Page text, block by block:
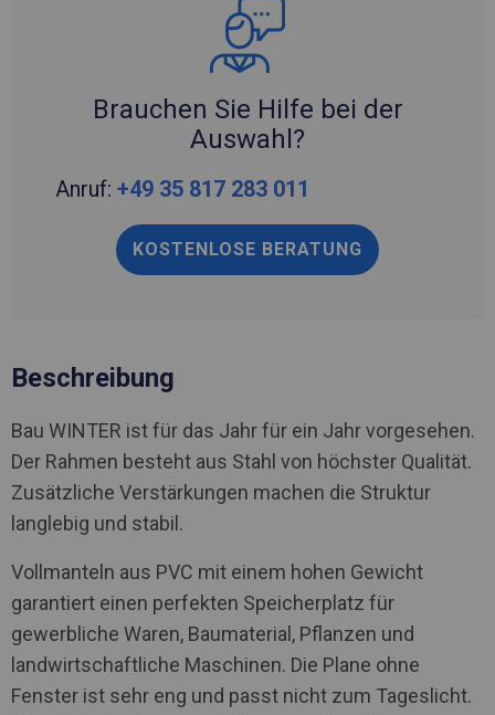
Brauchen Sie Hilfe bei der
Auswahl?
Anruf: +49 35 817 283 011
KOSTENLOSE BERATUNG
Beschreibung
Bau WINTER ist für das Jahr für ein Jahr vorgesehen.
Der Rahmen besteht aus Stahl von höchster Qualität.
Zusätzliche Verstärkungen machen die Struktur
langlebig und stabil.
Vollmanteln aus PVC mit einem hohen Gewicht
garantiert einen perfekten Speicherplatz für
gewerbliche Waren, Baumaterial, Pflanzen und
landwirtschaftliche Maschinen. Die Plane ohne
Fenster ist sehr eng und passt nicht zum Tageslicht.